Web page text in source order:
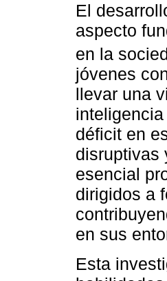
El
aspecto
en la
jóvenes
llevar una
déficit en
disruptivas
esencial
dirigidos a
en sus
Esta